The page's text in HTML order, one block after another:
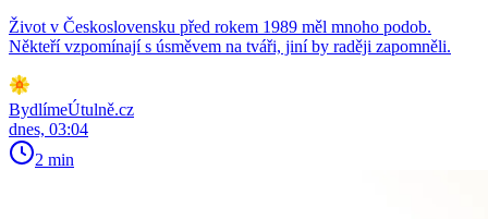
Život v Československu před rokem 1989 měl mnoho podob.
Někteří vzpomínají s úsměvem na tváři, jiní by raději zapomněli.
BydlímeÚtulně.cz
dnes, 03:04
2 min